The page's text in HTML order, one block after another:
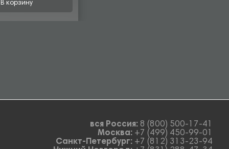
В корзину
вся Россия: 8 (800) 500-17-41
Москва: +7 (499) 450-99-01
Санкт-Петербург: +7 (812) 313-23-94